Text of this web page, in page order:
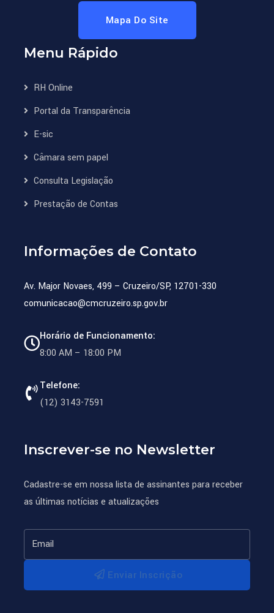
Mapa Do Site
Menu Rápido
RH Online
Portal da Transparência
E-sic
Câmara sem papel
Consulta Legislação
Prestação de Contas
Informações de Contato
Av. Major Novaes, 499 – Cruzeiro/SP, 12701-330
comunicacao@cmcruzeiro.sp.gov.br
Horário de Funcionamento:
8:00 AM – 18:00 PM
Telefone:
(12) 3143-7591
Inscrever-se no Newsletter
Cadastre-se em nossa lista de assinantes para receber
as últimas notícias e atualizações
Enviar Inscrição